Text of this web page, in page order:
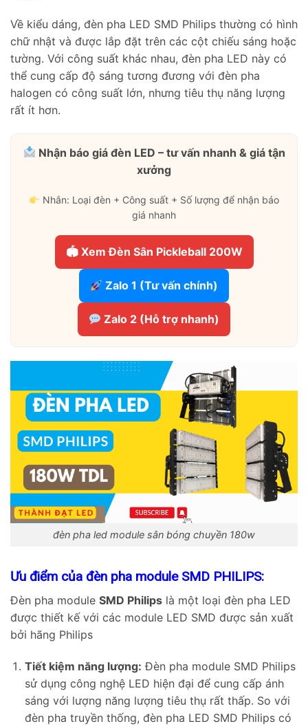
Về kiểu dáng, đèn pha LED SMD Philips thường có hình
chữ nhật và được lắp đặt trên các cột chiếu sáng hoặc
tường. Với công suất khác nhau, đèn pha LED này có
thể cung cấp độ sáng tương đương với đèn pha
halogen có công suất lớn, nhưng tiêu thụ năng lượng
rất ít hơn.
Nhận báo giá đèn LED – tư vấn nhanh & giá tận
xưởng
Nhắn: Loại đèn + Công suất + Số lượng để nhận báo
giá nhanh
🏟 Xem Đèn Sân Pickleball 200W
Zalo 1 (Tư vấn chính)
Zalo 2 (Hỗ trợ nhanh)
đèn pha led module sân bóng chuyền 180w
Ưu điểm của đèn pha module SMD PHILIPS:
Đèn pha module SMD Philips là một loại đèn pha LED
được thiết kế với các module LED SMD được sản xuất
bởi hãng Philips
Tiết kiệm năng lượng: Đèn pha module SMD Philips
sử dụng công nghệ LED hiện đại để cung cấp ánh
sáng với lượng năng lượng tiêu thụ rất thấp. So với
đèn pha truyền thống, đèn pha LED SMD Philips có